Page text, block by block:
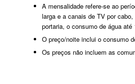
A mensalidade refere-se ao
larga e a canais de TV por
portaria, o consumo de água
O preço/noite inclui o consumo
Os preços não incluem as